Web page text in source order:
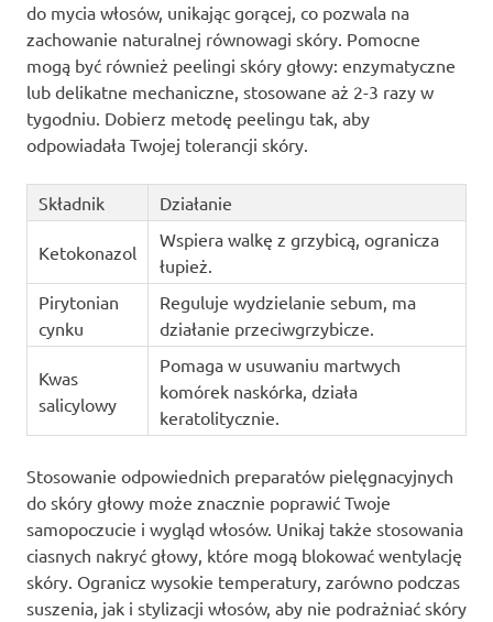
do mycia włosów, unikając gorącej, co pozwala na
zachowanie naturalnej równowagi skóry. Pomocne
mogą być również peelingi skóry głowy: enzymatyczne
lub delikatne mechaniczne, stosowane aż 2-3 razy w
tygodniu. Dobierz metodę peelingu tak, aby
odpowiadała Twojej tolerancji skóry.
Składnik Działanie
Ketokonazol
Wspiera walkę z grzybicą, ogranicza
łupież.
Pirytonian
cynku
Reguluje wydzielanie sebum, ma
działanie przeciwgrzybicze.
Kwas
salicylowy
Pomaga w usuwaniu martwych
komórek naskórka, działa
keratolitycznie.
Stosowanie odpowiednich preparatów pielęgnacyjnych
do skóry głowy może znacznie poprawić Twoje
samopoczucie i wygląd włosów. Unikaj także stosowania
ciasnych nakryć głowy, które mogą blokować wentylację
skóry. Ogranicz wysokie temperatury, zarówno podczas
suszenia, jak i stylizacji włosów, aby nie podrażniać skóry